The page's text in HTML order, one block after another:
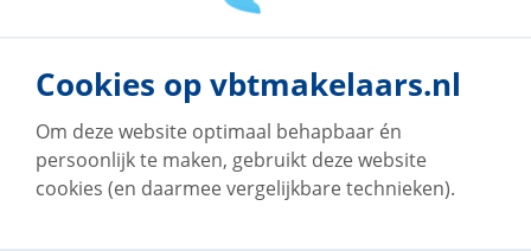
helmond@vbtmakelaars.nl
Naar vestiging
Cookies op vbtmakelaars.nl
Om deze website optimaal behapbaar én
persoonlijk te maken, gebruikt deze website
cookies (en daarmee vergelijkbare technieken).